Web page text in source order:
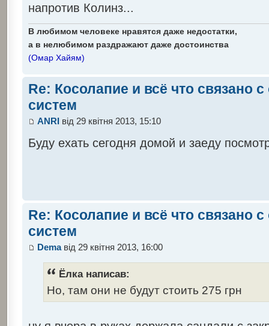
напротив Колинз...
В любимом человеке нравятся даже недостатки,
а в нелюбимом раздражают даже достоинства
(Омар Хайям)
Re: Косолапие и всё что связано
систем
ANRIвід 29 квітня 2013, 15:10
Буду ехать сегодня домой и заеду
Re: Косолапие и всё что связано
систем
Demaвід 29 квітня 2013, 16:00
Ёлка написав:
Но, там они не будут стоить 275 грн